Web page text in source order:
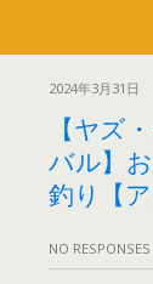
2024年3月31日
【ヤズ
バル】
釣り【ア
NO RESPONSES